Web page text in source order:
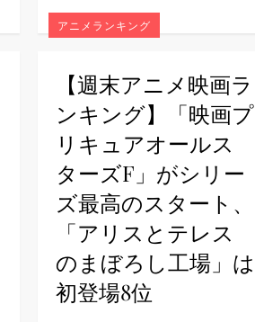
アニメランキング
【週末アニメ映画ラ
ンキング】「映画プ
リキュアオールス
ターズF」がシリー
ズ最高のスタート、
「アリスとテレス
のまぼろし工場」は
初登場8位